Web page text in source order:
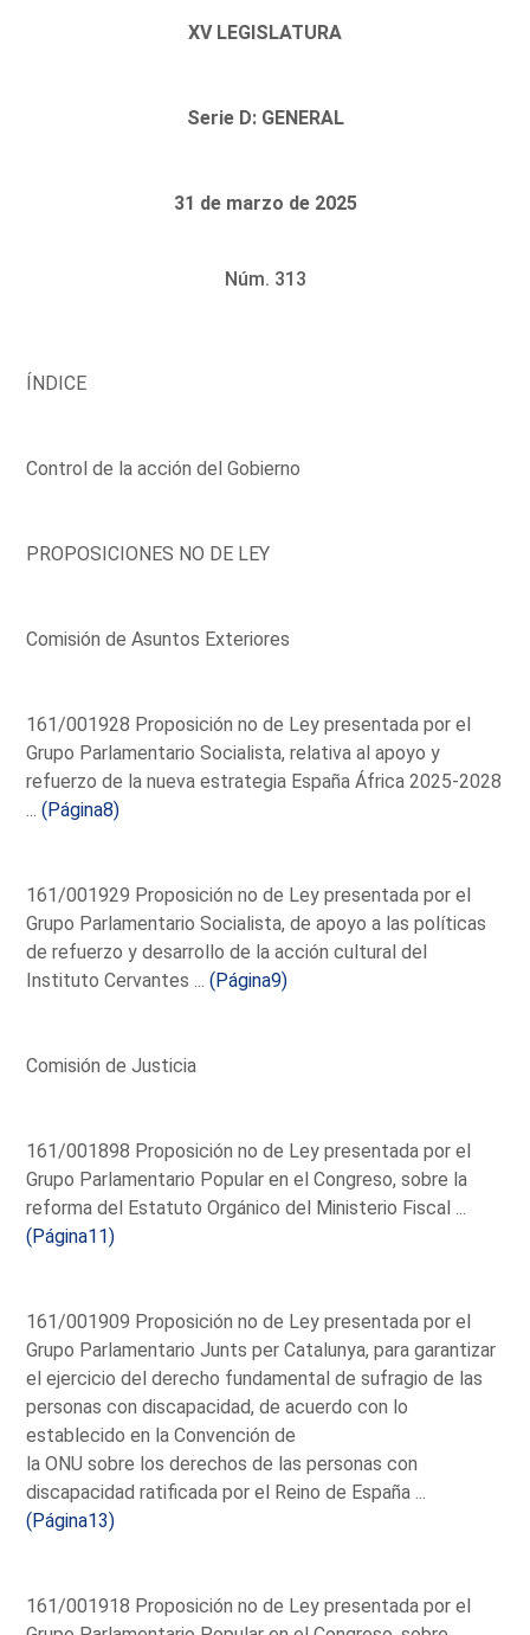
XV LEGISLATURA
Serie D: GENERAL
31 de marzo de 2025
Núm. 313
ÍNDICE
Control de la acción del Gobierno
PROPOSICIONES NO DE LEY
Comisión de Asuntos Exteriores
161/001928 Proposición no de Ley presentada por el
Grupo Parlamentario Socialista, relativa al apoyo y
refuerzo de la nueva estrategia España África 2025-2028
...(Página8)
161/001929 Proposición no de Ley presentada por el
Grupo Parlamentario Socialista, de apoyo a las políticas
de refuerzo y desarrollo de la acción cultural del
Instituto Cervantes ...(Página9)
Comisión de Justicia
161/001898 Proposición no de Ley presentada por el
Grupo Parlamentario Popular en el Congreso, sobre la
reforma del Estatuto Orgánico del Ministerio Fiscal ...
(Página11)
161/001909 Proposición no de Ley presentada por el
Grupo Parlamentario Junts per Catalunya, para garantizar
el ejercicio del derecho fundamental de sufragio de las
personas con discapacidad, de acuerdo con lo
establecido en la Convención de
la ONU sobre los derechos de las personas con
discapacidad ratificada por el Reino de España ...
(Página13)
161/001918 Proposición no de Ley presentada por el